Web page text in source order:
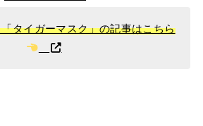
タイガーマスク」の記事はこちら